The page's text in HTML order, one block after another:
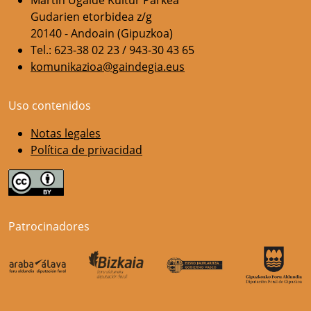
Gudarien etorbidea z/g
20140 - Andoain (Gipuzkoa)
Tel.: 623-38 02 23 / 943-30 43 65
komunikazioa@gaindegia.eus
Uso contenidos
Notas legales
Política de privacidad
Patrocinadores